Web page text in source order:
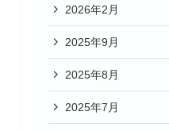
2026年2月
2025年9月
2025年8月
2025年7月